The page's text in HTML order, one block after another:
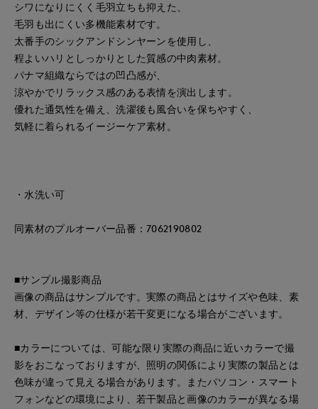
シワになりにくく毛羽立ちも抑えた、
毛羽も出にくい多機能素材です。
太番手のシックアンドシンヤーンを使用し、
程よいハリとしっかりとした質感の中肉素材。
パナマ組織ならではの凹凸感が、
涼やかでリラックス感のある表情を演出します。
優れた通気性を備え、洗濯後も風合いを保ちやすく、
気軽に着られるイージーケア素材。
・水洗い可
同素材のプルオーバー品番：7062190802
■サンプル撮影商品
画像の商品はサンプルです。実際の商品とはサイズや色味、素
材、デザイン等の仕様が若干変更になる場合がございます。
■カラーについては、可能な限り実際の商品に近いカラーで撮
影をおこなっておりますが、照明の関係により実際の製品とは
色味が違って見える場合があります。またパソコン・スマート
フォンなどの環境により、若干製品と画像のカラーが異なる場